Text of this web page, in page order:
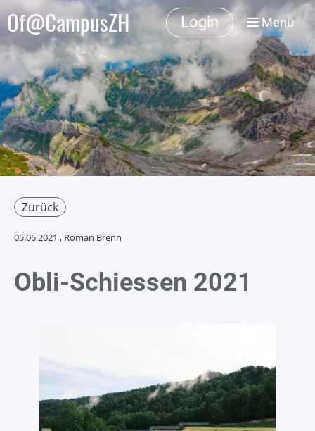
Of@CampusZH Login Menü
Zurück
05.06.2021 , Roman Brenn
Obli-Schiessen 2021